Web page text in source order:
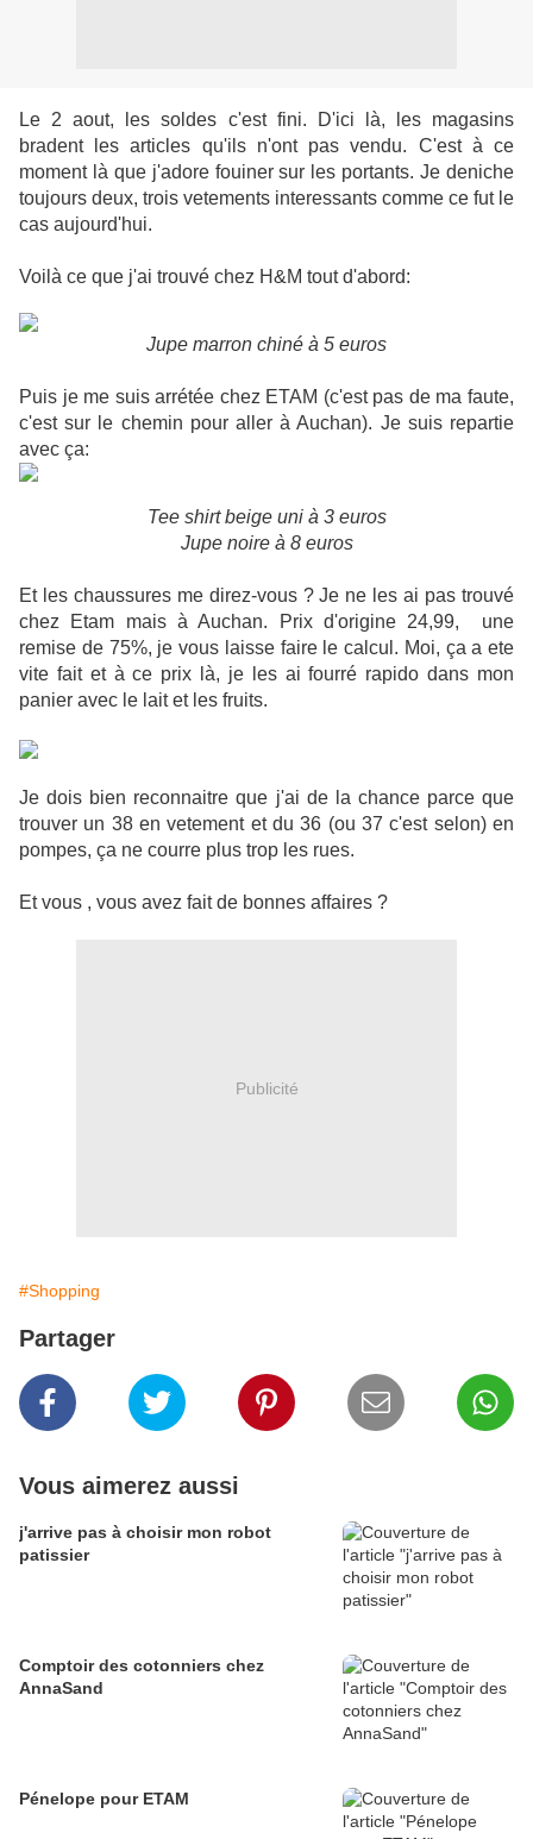
Le 2 aout, les soldes c'est fini. D'ici là, les magasins
bradent les articles qu'ils n'ont pas vendu. C'est à ce
moment là que j'adore fouiner sur les portants. Je deniche
toujours deux, trois vetements interessants comme ce fut le
cas aujourd'hui.
Voilà ce que j'ai trouvé chez H&M tout d'abord:
Jupe marron chiné à 5 euros
Puis je me suis arrétée chez ETAM (c'est pas de ma faute,
c'est sur le chemin pour aller à Auchan). Je suis repartie
avec ça:
Tee shirt beige uni à 3 euros
Jupe noire à 8 euros
Et les chaussures me direz-vous ? Je ne les ai pas trouvé
chez Etam mais à Auchan. Prix d'origine 24,99, une
remise de 75%, je vous laisse faire le calcul. Moi, ça a ete
vite fait et à ce prix là, je les ai fourré rapido dans mon
panier avec le lait et les fruits.
Je dois bien reconnaitre que j'ai de la chance parce que
trouver un 38 en vetement et du 36 (ou 37 c'est selon) en
pompes, ça ne courre plus trop les rues.
Et vous , vous avez fait de bonnes affaires ?
Publicité
#Shopping
Partager
Vous aimerez aussi
j'arrive pas à choisir mon robot
patissier
Comptoir des cotonniers chez
AnnaSand
Pénelope pour ETAM